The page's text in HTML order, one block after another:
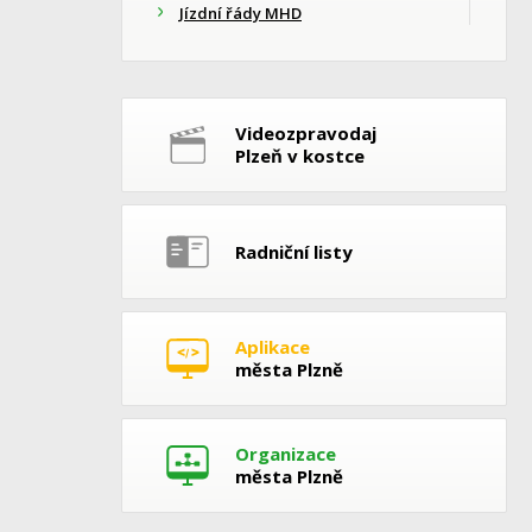
Jízdní řády MHD
Videozpravodaj
Plzeň v kostce
Radniční listy
Aplikace
města Plzně
Organizace
města Plzně